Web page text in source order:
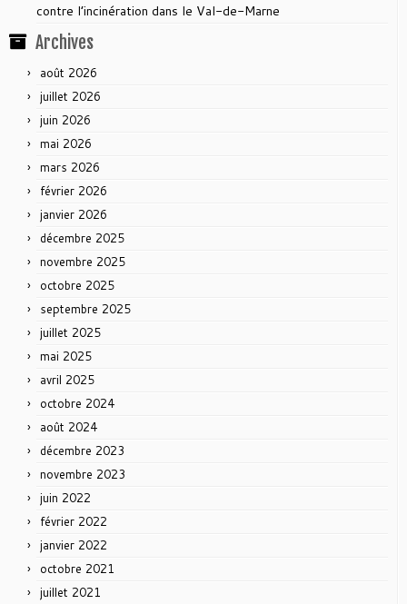
contre l’incinération dans le Val-de-Marne
Archives
août 2026
juillet 2026
juin 2026
mai 2026
mars 2026
février 2026
janvier 2026
décembre 2025
novembre 2025
octobre 2025
septembre 2025
juillet 2025
mai 2025
avril 2025
octobre 2024
août 2024
décembre 2023
novembre 2023
juin 2022
février 2022
janvier 2022
octobre 2021
juillet 2021